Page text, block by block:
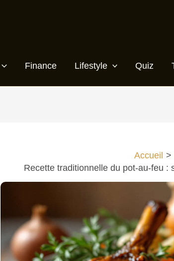
Finance Lifestyle Quiz
Accueil
Recette traditionnelle du pot-au-feu :